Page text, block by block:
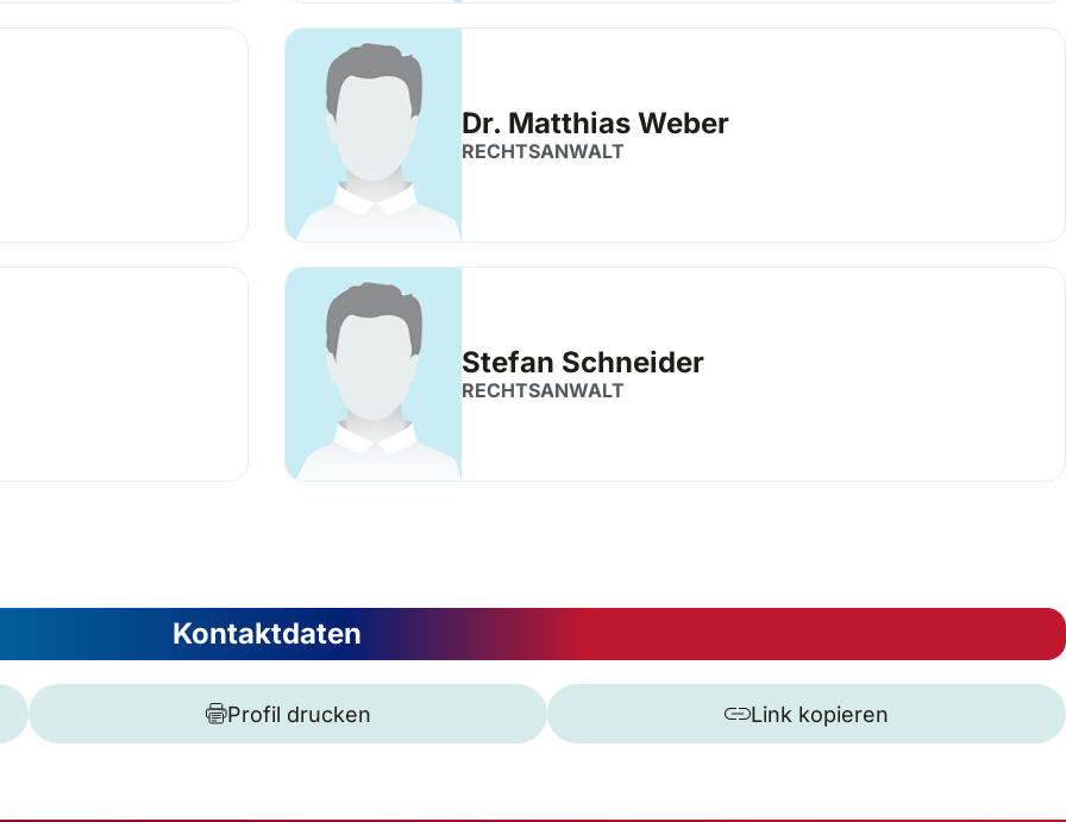
Dr. Matthias Weber
RECHTSANWALT
Stefan Schneider
RECHTSANWALT
Kontaktdaten
Profil drucken Link kopieren